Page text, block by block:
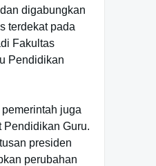
digabungkan
terdekat pada
Fakultas
Pendidikan
juga
Pendidikan Guru.
presiden
perubahan